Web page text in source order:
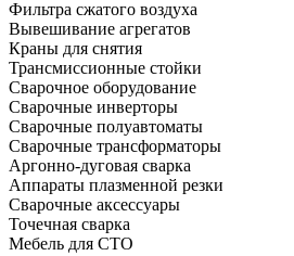
Фильтра сжатого воздуха
Вывешивание агрегатов
Краны для снятия
Трансмиссионные стойки
Сварочное оборудование
Сварочные инверторы
Сварочные полуавтоматы
Сварочные трансформаторы
Аргонно-дуговая сварка
Аппараты плазменной резки
Сварочные аксессуары
Точечная сварка
Мебель для СТО